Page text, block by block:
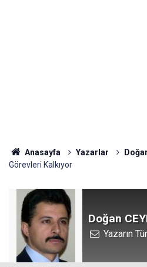
Anasayfa Yazarlar
Görevleri Kalkıyor
Doğan
Yazarın